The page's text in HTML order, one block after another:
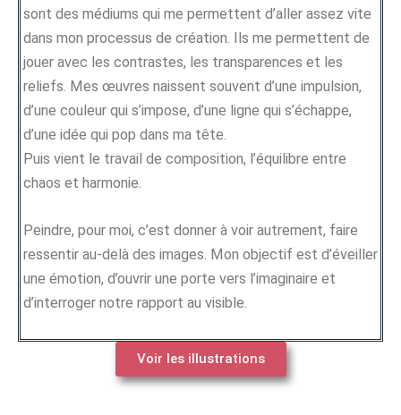
sont des médiums qui me permettent d’aller assez vite
dans mon processus de création. Ils me permettent de
jouer avec les contrastes, les transparences et les
reliefs. Mes œuvres naissent souvent d’une impulsion,
d’une couleur qui s’impose, d’une ligne qui s’échappe,
d’une idée qui pop dans ma tête.
Puis vient le travail de composition, l’équilibre entre
chaos et harmonie.
Peindre, pour moi, c’est donner à voir autrement, faire
ressentir au-delà des images. Mon objectif est d’éveiller
une émotion, d’ouvrir une porte vers l’imaginaire et
d’interroger notre rapport au visible.
Voir les illustrations